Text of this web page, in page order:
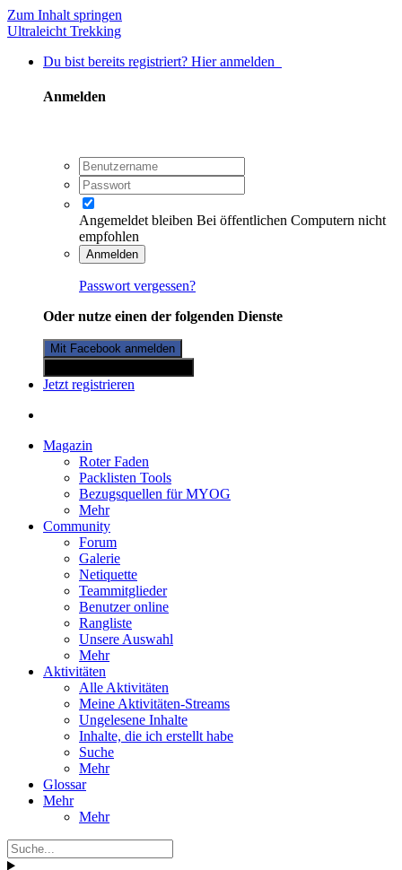
Zum Inhalt springen
Ultraleicht Trekking
Du bist bereits registriert? Hier anmelden
Anmelden
Angemeldet bleiben Bei öffentlichen Computern nicht
empfohlen
Anmelden
Passwort vergessen?
Oder nutze einen der folgenden Dienste
Mit Facebook anmelden
Jetzt registrieren
Magazin
Roter Faden
Packlisten Tools
Bezugsquellen für MYOG
Mehr
Community
Forum
Galerie
Netiquette
Teammitglieder
Benutzer online
Rangliste
Unsere Auswahl
Mehr
Aktivitäten
Alle Aktivitäten
Meine Aktivitäten-Streams
Ungelesene Inhalte
Inhalte, die ich erstellt habe
Suche
Mehr
Glossar
Mehr
Mehr